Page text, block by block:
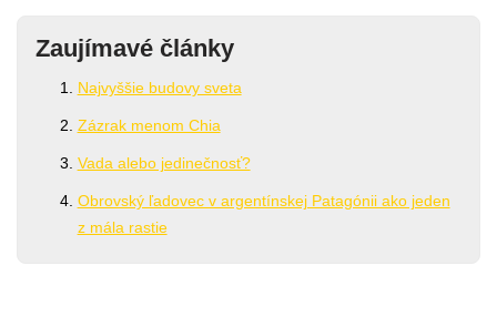
Zaujímavé články
Najvyššie budovy sveta
Zázrak menom Chia
Vada alebo jedinečnosť?
Obrovský ľadovec v argentínskej Patagónii ako jeden
z mála rastie